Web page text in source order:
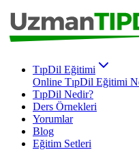
TıpDil Eğitimi
Online TıpDil Eğitimi
TıpDil Nedir?
Ders Örnekleri
Yorumlar
Blog
Eğitim Setleri